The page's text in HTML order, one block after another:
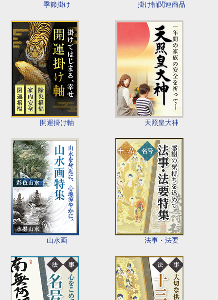
季節掛け 掛け軸関連商品
開運掛け軸 天照皇大神
山水画 法事・法要